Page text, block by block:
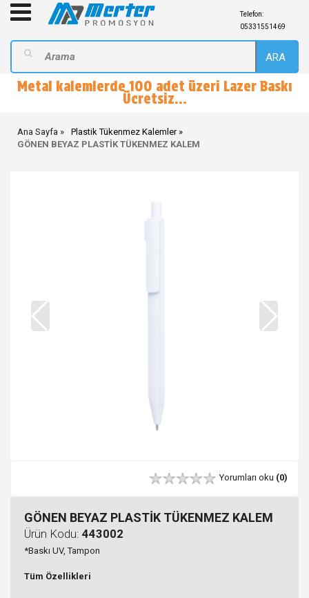
Telefon:
05331551469
ARA
Metal kalemlerde 100 adet üzeri Lazer Baskı
Ücretsiz...
Ana Sayfa
Plastik Tükenmez Kalemler
GÖNEN BEYAZ PLASTİK TÜKENMEZ KALEM
Yorumları oku (0)
GÖNEN BEYAZ PLASTİK TÜKENMEZ KALEM
Ürün Kodu: 443002
*Baskı UV, Tampon
Tüm Özellikleri